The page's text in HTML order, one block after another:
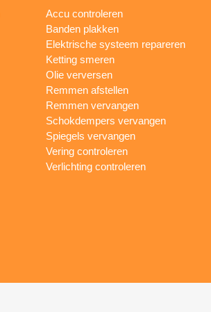
Accu controleren
Banden plakken
Elektrische systeem repareren
Ketting smeren
Olie verversen
Remmen afstellen
Remmen vervangen
Schokdempers vervangen
Spiegels vervangen
Vering controleren
Verlichting controleren